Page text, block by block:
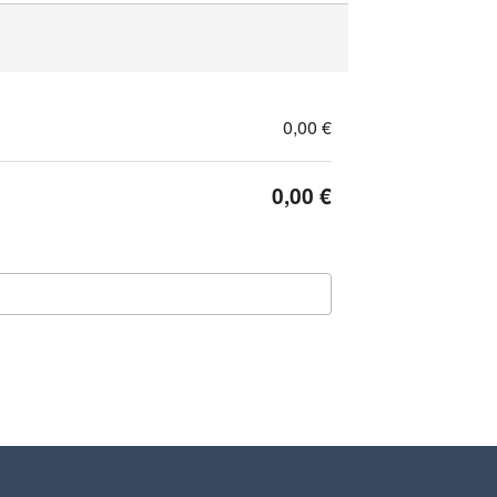
0,00 €
0,00 €